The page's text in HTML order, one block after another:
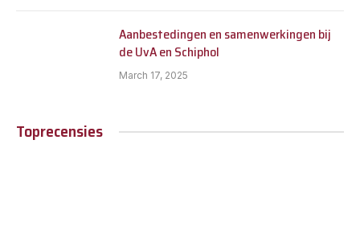
Aanbestedingen en samenwerkingen bij
de UvA en Schiphol
March 17, 2025
Toprecensies